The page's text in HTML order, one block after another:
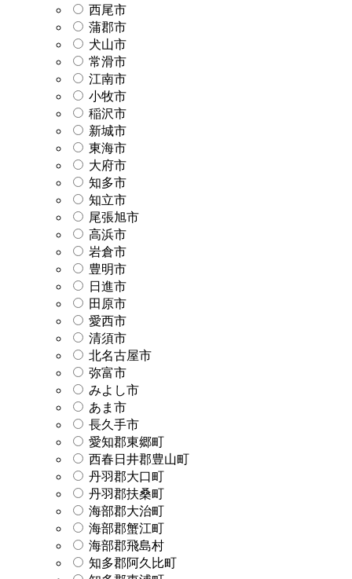
西尾市
蒲郡市
犬山市
常滑市
江南市
小牧市
稲沢市
新城市
東海市
大府市
知多市
知立市
尾張旭市
高浜市
岩倉市
豊明市
日進市
田原市
愛西市
清須市
北名古屋市
弥富市
みよし市
あま市
長久手市
愛知郡東郷町
西春日井郡豊山町
丹羽郡大口町
丹羽郡扶桑町
海部郡大治町
海部郡蟹江町
海部郡飛島村
知多郡阿久比町